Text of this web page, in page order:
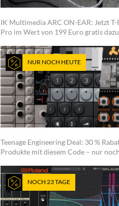
IK Multimedia ARC ON-EAR: Jetzt T-
Pro im Wert von 199 Euro gratis dazu
NUR NOCH HEUTE
Teenage Engineering Deal: 30 %
Produkte mit diesem Code – nur noch
NOCH 23 TAGE